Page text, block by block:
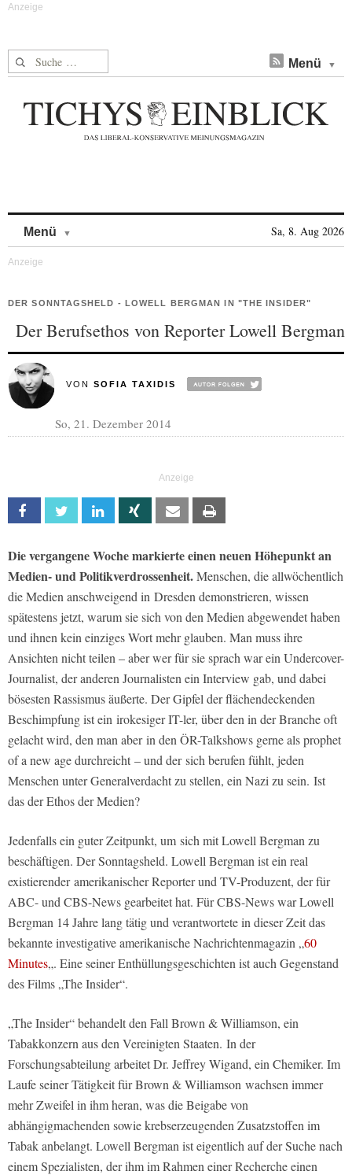
Suche nach: Menü
Menü Sa, 8. Aug 2026
DER SONNTAGSHELD - LOWELL BERGMAN IN "THE INSIDER"
Der Berufsethos von Reporter Lowell Bergman
VON SOFIA TAXIDIS
So, 21. Dezember 2014
Facebook Twitter Linkedin Xing Email
Die vergangene Woche markierte einen neuen Höhepunkt an
Medien- und Politikverdrossenheit.Menschen, die allwöchentlich
die Medien anschweigend in Dresden demonstrieren, wissen
spätestens jetzt, warum sie sich von den Medien abgewendet haben
und ihnen kein einziges Wort mehr glauben. Man muss ihre
Ansichten nicht teilen – aber wer für sie sprach war ein Undercover-
Journalist, der anderen Journalisten ein Interview gab, und dabei
bösesten Rassismus äußerte. Der Gipfel der flächendeckenden
Beschimpfung ist ein irokesiger IT-ler, über den in der Branche oft
gelacht wird, den man aber in den ÖR-Talkshows gerne als prophet
of a new age durchreicht – und der sich berufen fühlt, jeden
Menschen unter Generalverdacht zu stellen, ein Nazi zu sein. Ist
das der Ethos der Medien?
Jedenfalls ein guter Zeitpunkt, um sich mit Lowell Bergman zu
beschäftigen. Der Sonntagsheld. Lowell Bergman ist ein real
existierender amerikanischer Reporter und TV-Produzent, der für
ABC- und CBS-News gearbeitet hat. Für CBS-News war Lowell
Bergman 14 Jahre lang tätig und verantwortete in dieser Zeit das
bekannte investigative amerikanische Nachrichtenmagazin „60
Minutes„. Eine seiner Enthüllungsgeschichten ist auch Gegenstand
des Films „The Insider“.
„The Insider“ behandelt den Fall Brown & Williamson, ein
Tabakkonzern aus den Vereinigten Staaten. In der
Forschungsabteilung arbeitet Dr. Jeffrey Wigand, ein Chemiker. Im
Laufe seiner Tätigkeit für Brown & Williamson wachsen immer
mehr Zweifel in ihm heran, was die Beigabe von
abhängigmachenden sowie krebserzeugenden Zusatzstoffen im
Tabak anbelangt. Lowell Bergman ist eigentlich auf der Suche nach
einem Spezialisten, der ihm im Rahmen einer Recherche einen